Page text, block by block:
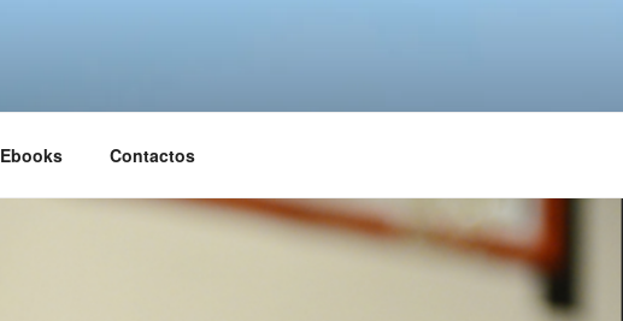
Ebooks Contactos